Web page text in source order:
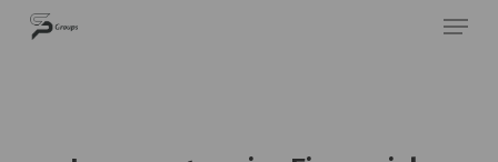
SP GROUPS
Panneau de gestion des cookies